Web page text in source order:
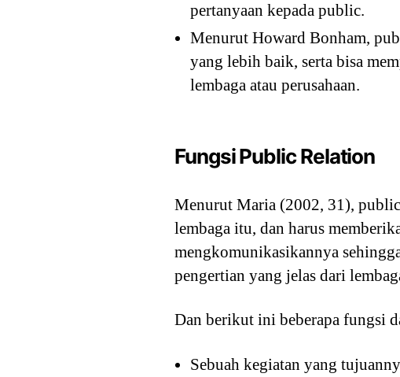
pertanyaan kepada public.
Menurut Howard Bonham,
yang lebih baik, serta bisa
lembaga atau perusahaan.
Fungsi Public Relation
Menurut Maria (2002, 31), public
lembaga itu, dan harus
mengkomunikasikannya
pengertian yang jelas dari
Dan berikut ini beberapa fungsi
Sebuah kegiatan yang